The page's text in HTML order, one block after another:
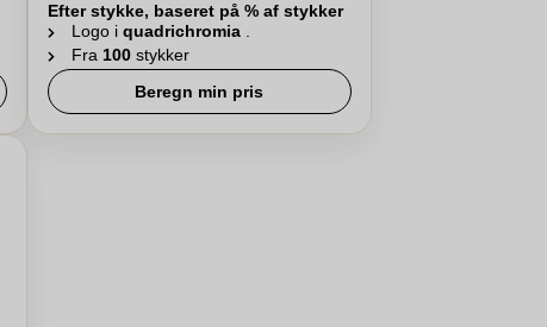
Efter stykke, baseret på % af stykker
Logo i quadrichromia .
Fra 100 stykker
Beregn min pris